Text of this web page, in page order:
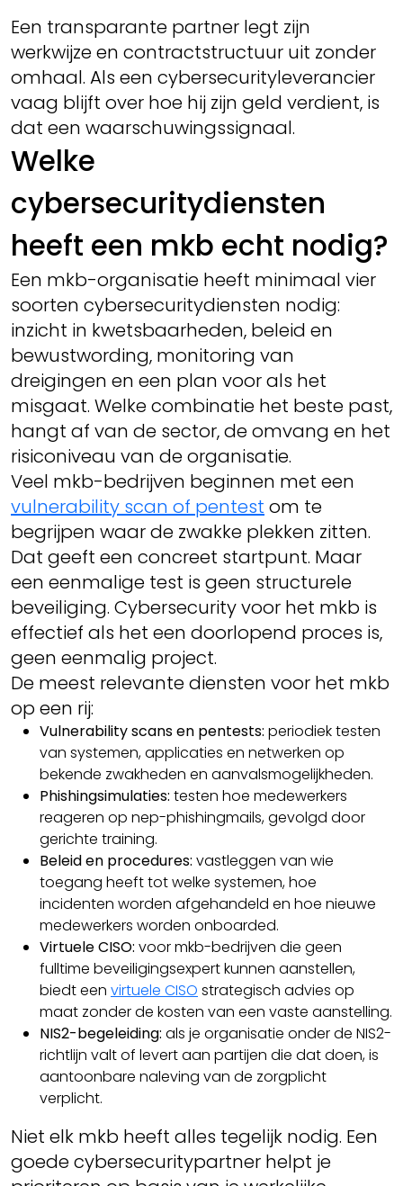
Een transparante partner legt zijn
werkwijze en contractstructuur uit zonder
omhaal. Als een cybersecurityleverancier
vaag blijft over hoe hij zijn geld verdient, is
dat een waarschuwingssignaal.
Welke
cybersecuritydiensten
heeft een mkb echt nodig?
Een mkb-organisatie heeft minimaal vier
soorten cybersecuritydiensten nodig:
inzicht in kwetsbaarheden, beleid en
bewustwording, monitoring van
dreigingen en een plan voor als het
misgaat. Welke combinatie het beste past,
hangt af van de sector, de omvang en het
risiconiveau van de organisatie.
Veel mkb-bedrijven beginnen met een
vulnerability scan of pentest om te
begrijpen waar de zwakke plekken zitten.
Dat geeft een concreet startpunt. Maar
een eenmalige test is geen structurele
beveiliging. Cybersecurity voor het mkb is
effectief als het een doorlopend proces is,
geen eenmalig project.
De meest relevante diensten voor het mkb
op een rij:
Vulnerability scans en pentests: periodiek testen
van systemen, applicaties en netwerken op
bekende zwakheden en aanvalsmogelijkheden.
Phishingsimulaties: testen hoe medewerkers
reageren op nep-phishingmails, gevolgd door
gerichte training.
Beleid en procedures: vastleggen van wie
toegang heeft tot welke systemen, hoe
incidenten worden afgehandeld en hoe nieuwe
medewerkers worden onboarded.
Virtuele CISO: voor mkb-bedrijven die geen
fulltime beveiligingsexpert kunnen aanstellen,
biedt een virtuele CISO strategisch advies op
maat zonder de kosten van een vaste aanstelling.
NIS2-begeleiding: als je organisatie onder de NIS2-
richtlijn valt of levert aan partijen die dat doen, is
aantoonbare naleving van de zorgplicht
verplicht.
Niet elk mkb heeft alles tegelijk nodig. Een
goede cybersecuritypartner helpt je